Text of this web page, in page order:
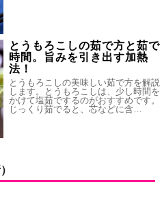
とうもろこしの茹で方と茹で
時間。旨みを引き出す加熱
法！
とうもろこしの美味しい茹で方を解説
します。とうもろこしは、少し時間を
かけて塩茹でするのがおすすめです。
じっくり茹でると、芯などに含…